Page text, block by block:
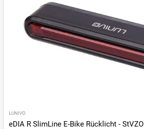
LUNIVO
eDIA R SlimLine E-Bike Rücklicht - StVZO